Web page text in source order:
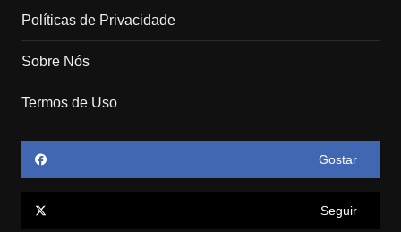
Políticas de Privacidade
Sobre Nós
Termos de Uso
Gostar
Seguir